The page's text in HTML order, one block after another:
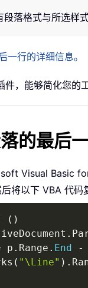
落格式与所选样
一行的详细信息。
，能够简化您的
的最后
Visual Basic
将以下 VBA 代码
( )
.
p . Range . End -
( "\Line" ) .